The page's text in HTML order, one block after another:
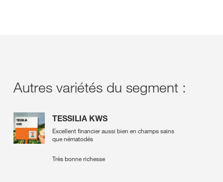
Autres variétés du segment :
TESSILIA KWS
Excellent financier aussi bien en champs sains
que nématodés
Très bonne richesse